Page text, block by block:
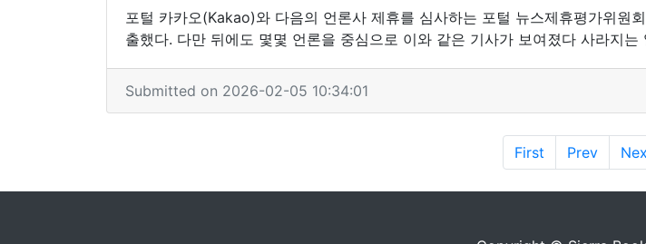
포털 카카오(Kakao)와 다음의 언론사 제휴를 심사하는 포털 뉴스제휴평가위원
출했다. 다만 뒤에도 몇몇 언론을 중심으로 이와 같은 기사가 보여졌다 사라지는
Submitted on 2026-02-05 10:34:01
First Prev